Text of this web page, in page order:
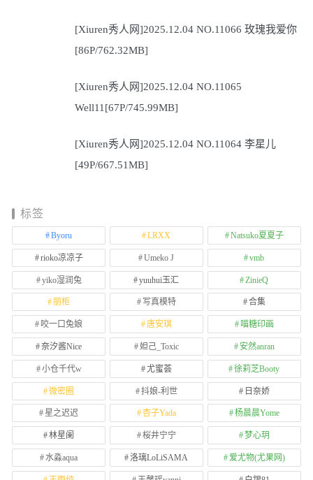
[Xiuren秀人网]2025.12.04 NO.11066 玫瑰我爱你
[86P/762.32MB]
[Xiuren秀人网]2025.12.04 NO.11065
Well11[67P/745.99MB]
[Xiuren秀人网]2025.12.04 NO.11064 李星儿
[49P/667.51MB]
标签
Byoru LRXX Natsuko夏夏子
rioko凉凉子 Umeko J vmb
yiko湿润兔 yuuhui玉汇 ZinieQ
丽柜 写真模特 合集
咬一口兔娘 唐安琪 喵糖印画
奈汐酱Nice 妲己_Toxic 安然anran
小仓千代w 尤蜜荟 徐莉芝Booty
微密圈 抖娘-利世 日奈娇
星之迟迟 杏子Yada 杨晨晨Yome
林星阑 桜井宁宁 梦心玥
水淼aqua 洛璃LoLiSAMA 爱尤物(尤果网)